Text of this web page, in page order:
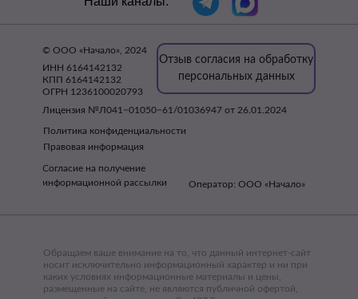
Отзыв согласия на обработку
персональных данных
Обращаем ваше внимание на то, что данный интернет-сайт
носит исключительно информационный характер и ни при
каких условиях информационные материалы и цены,
размещенные на сайте, не являются публичной офертой,
Политика конфиденциальности
Правовая информация
Согласие на получение
информационной рассылки
© ООО «Начало», 2024
Оператор: ООО «Начало»
ИНН 6164142132
КПП 6164142132
ОГРН 1236100020793
Лицензия №Л041−01050−61/01036947 от 26.01.2024